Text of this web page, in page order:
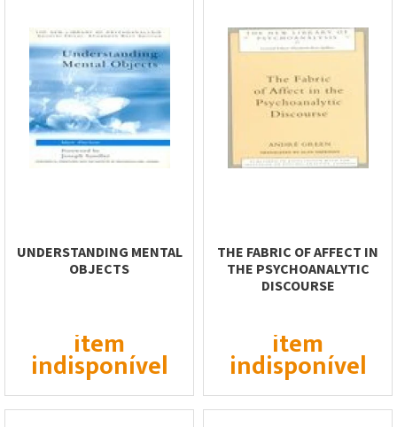
UNDERSTANDING MENTAL
OBJECTS
item
indisponível
THE FABRIC OF AFFECT IN
THE PSYCHOANALYTIC
DISCOURSE
item
indisponível